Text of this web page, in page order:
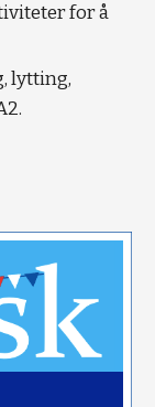
for å
lytting,